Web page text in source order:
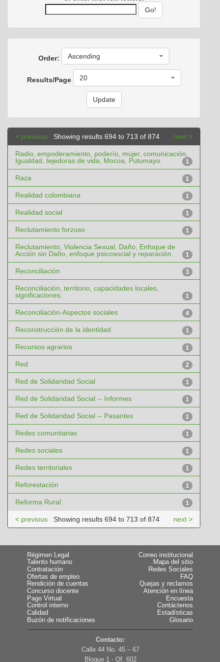
Order: Ascending
Results/Page 20
Showing results 694 to 713 of 874
< previous next >
Radio, empoderamiento, poderío, mujer, comunicación,
Igualdad, tejedoras de vida, Mocoa, Putumayo.
1
Raza 1
Realidad colombiana 1
Realidad social 1
Reclutamiento forzoso 1
Reclutamiento, Violencia Sexual, Daño, Enfoque de
Acción sin Daño, enfoque psicosocial y reparación.
1
Reconciliación 3
Reconciliación, territorio, capacidades locales,
significaciones.
1
Reconciliación-Aspectos sociales 4
Reconstrucción de la identidad 1
Recursos agrarios 1
Red 2
Red de Solidaridad Social 1
Red de Solidaridad Social -- Informes 1
Red de Solidaridad Social -- Pasantes 1
Redes comunitarias 1
Redes sociales 1
Redes territoriales 1
Reforestación 1
Reforma Rural 1
Showing results 694 to 713 of 874
< previous next >
Régimen Legal
Talento humano
Contratación
Ofertas de empleo
Rendición de cuentas
Concurso docente
Pago Virtual
Control interno
Calidad
Buzón de notificaciones
Correo institucional
Mapa del sitio
Redes Sociales
FAQ
Quejas y reclamos
Atención en línea
Encuesta
Contáctenos
Estadísticas
Glosario
Contacto:
Calle 44 No. 45 – 67
Bloque 1 - Of. 602